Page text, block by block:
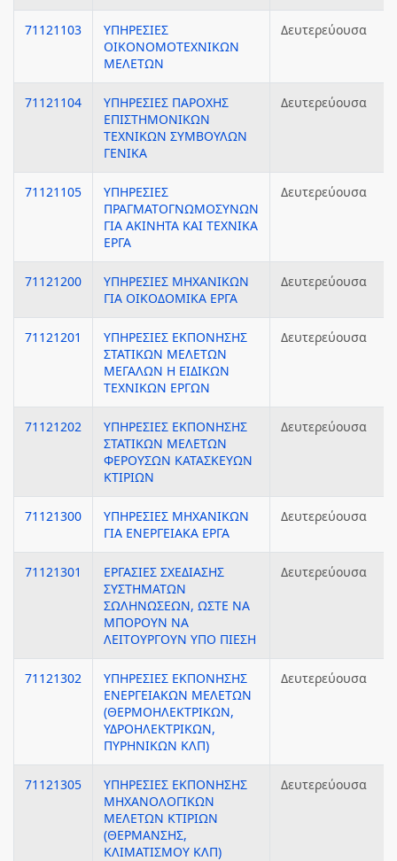
71121103
ΥΠΗΡΕΣΙΕΣ
ΟΙΚΟΝΟΜΟΤΕΧΝΙΚΩΝ
ΜΕΛΕΤΩΝ
Δευτερεύουσα
71121104
ΥΠΗΡΕΣΙΕΣ ΠΑΡΟΧΗΣ
ΕΠΙΣΤΗΜΟΝΙΚΩΝ
ΤΕΧΝΙΚΩΝ ΣΥΜΒΟΥΛΩΝ
ΓΕΝΙΚΑ
Δευτερεύουσα
71121105
ΥΠΗΡΕΣΙΕΣ
ΠΡΑΓΜΑΤΟΓΝΩΜΟΣΥΝΩΝ
ΓΙΑ ΑΚΙΝΗΤΑ ΚΑΙ ΤΕΧΝΙΚΑ
ΕΡΓΑ
Δευτερεύουσα
71121200
ΥΠΗΡΕΣΙΕΣ ΜΗΧΑΝΙΚΩΝ
ΓΙΑ ΟΙΚΟΔΟΜΙΚΑ ΕΡΓΑ
Δευτερεύουσα
71121201
ΥΠΗΡΕΣΙΕΣ ΕΚΠΟΝΗΣΗΣ
ΣΤΑΤΙΚΩΝ ΜΕΛΕΤΩΝ
ΜΕΓΑΛΩΝ Η ΕΙΔΙΚΩΝ
ΤΕΧΝΙΚΩΝ ΕΡΓΩΝ
Δευτερεύουσα
71121202
ΥΠΗΡΕΣΙΕΣ ΕΚΠΟΝΗΣΗΣ
ΣΤΑΤΙΚΩΝ ΜΕΛΕΤΩΝ
ΦΕΡΟΥΣΩΝ ΚΑΤΑΣΚΕΥΩΝ
ΚΤΙΡΙΩΝ
Δευτερεύουσα
71121300
ΥΠΗΡΕΣΙΕΣ ΜΗΧΑΝΙΚΩΝ
ΓΙΑ ΕΝΕΡΓΕΙΑΚΑ ΕΡΓΑ
Δευτερεύουσα
71121301
ΕΡΓΑΣΙΕΣ ΣΧΕΔΙΑΣΗΣ
ΣΥΣΤΗΜΑΤΩΝ
ΣΩΛΗΝΩΣΕΩΝ, ΩΣΤΕ ΝΑ
ΜΠΟΡΟΥΝ ΝΑ
ΛΕΙΤΟΥΡΓΟΥΝ ΥΠΟ ΠΙΕΣΗ
Δευτερεύουσα
71121302
ΥΠΗΡΕΣΙΕΣ ΕΚΠΟΝΗΣΗΣ
ΕΝΕΡΓΕΙΑΚΩΝ ΜΕΛΕΤΩΝ
(ΘΕΡΜΟΗΛΕΚΤΡΙΚΩΝ,
ΥΔΡΟΗΛΕΚΤΡΙΚΩΝ,
ΠΥΡΗΝΙΚΩΝ ΚΛΠ)
Δευτερεύουσα
71121305
ΥΠΗΡΕΣΙΕΣ ΕΚΠΟΝΗΣΗΣ
ΜΗΧΑΝΟΛΟΓΙΚΩΝ
ΜΕΛΕΤΩΝ ΚΤΙΡΙΩΝ
(ΘΕΡΜΑΝΣΗΣ,
ΚΛΙΜΑΤΙΣΜΟΥ ΚΛΠ)
Δευτερεύουσα